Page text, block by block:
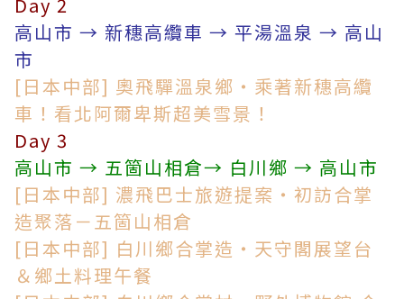
高山市 → 新穗高纜車 → 平湯溫泉 → 高山
市
[日本中部] 奧飛驒溫泉鄉・乘著新穗高纜
車！看北阿爾卑斯超美雪景！
Day 3
高山市 → 五箇山相倉→ 白川鄉 → 高山市
[日本中部] 濃飛巴士旅遊提案・初訪合掌
造聚落－五箇山相倉
[日本中部] 白川鄉合掌造・天守閣展望台
＆鄉土料理午餐